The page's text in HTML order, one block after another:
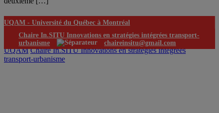
UQAM - Université du Québec à Montréal
Chaire In.SITU Innovations en stratégies intégrées transport-
urbanisme
chaireinsitu@gmail.com
UQAM Chaire In.SITU Innovations en stratégies intégrées
transport-urbanisme